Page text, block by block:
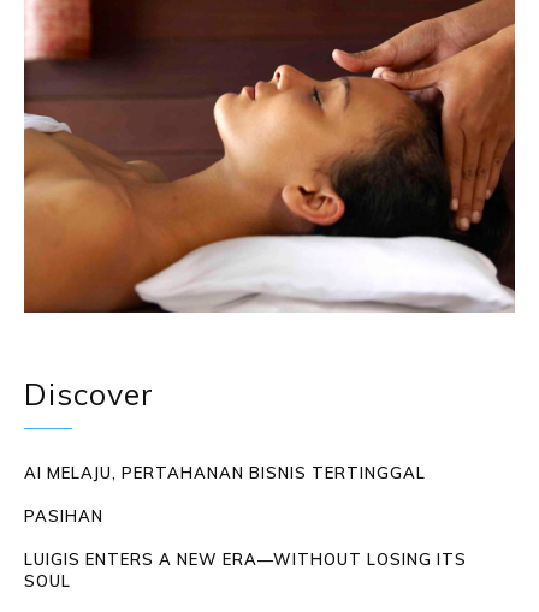
Discover
AI MELAJU, PERTAHANAN BISNIS TERTINGGAL
PASIHAN
LUIGIS ENTERS A NEW ERA—WITHOUT LOSING ITS
SOUL